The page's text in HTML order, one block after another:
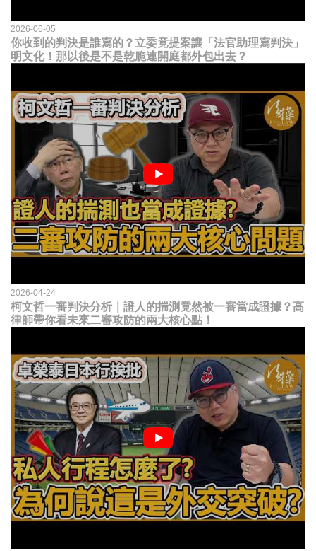
2026-06-05
你收到的判決是誰寫的？立委竟提案讓「法官助理寫判決」
明文化！那以後是不是乾脆連開庭都外包出去？
2026-04-24
柯文哲一審判決分析｜證人的揣測竟然被一審當成證據？高
律師帶你看未來二審攻防的兩大核心點！